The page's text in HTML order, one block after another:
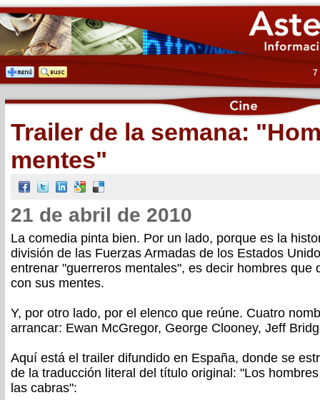
7
Trailer de la semana:
mentes"
21 de abril de 2010
La comedia pinta bien. Por un lado, porque es la
división de las Fuerzas Armadas de los Estados
entrenar "guerreros mentales", es decir hombres que
con sus mentes.
Y, por otro lado, por el elenco que reúne. Cuatro
arrancar: Ewan McGregor, George Clooney, Jeff
Aquí está el trailer difundido en España, donde se
de la traducción literal del título original: "Los
las cabras":